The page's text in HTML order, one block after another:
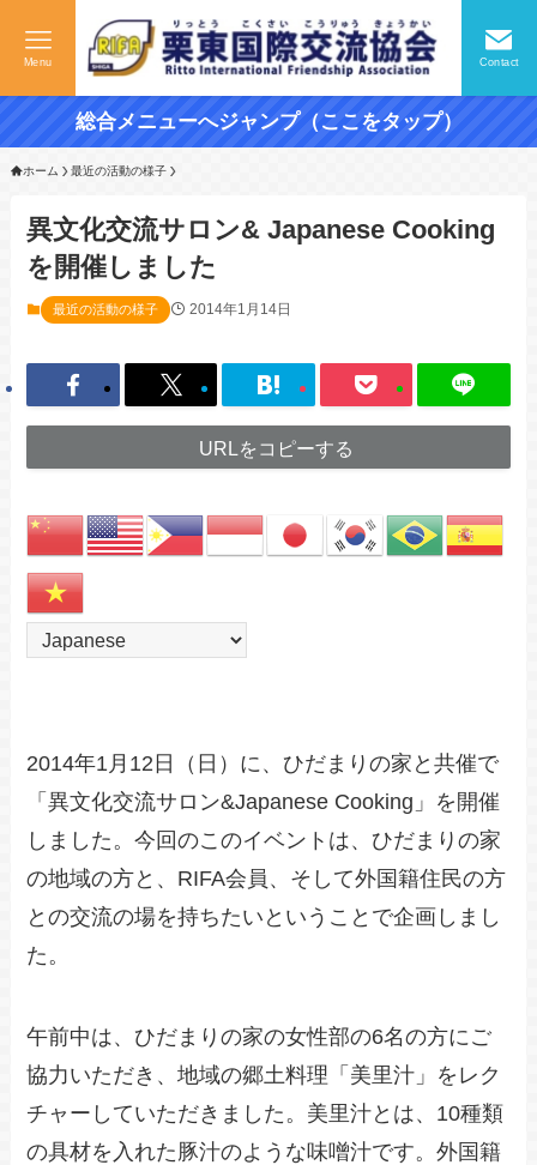
Contact
Menu
総合メニューへジャンプ（ここをタップ）
ホーム 最近の活動の様子
異文化交流サロン& Japanese Cooking
を開催しました
最近の活動の様子 2014年1月14日
URLをコピーする
2014年1月12日（日）に、ひだまりの家と共催で
「異文化交流サロン&Japanese Cooking」を開催
しました。今回のこのイベントは、ひだまりの家
の地域の方と、RIFA会員、そして外国籍住民の方
との交流の場を持ちたいということで企画しまし
た。
午前中は、ひだまりの家の女性部の6名の方にご
協力いただき、地域の郷土料理「美里汁」をレク
チャーしていただきました。美里汁とは、10種類
の具材を入れた豚汁のような味噌汁です。外国籍